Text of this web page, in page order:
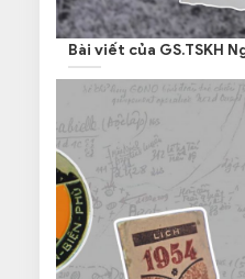
Bài viết của GS.TSKH